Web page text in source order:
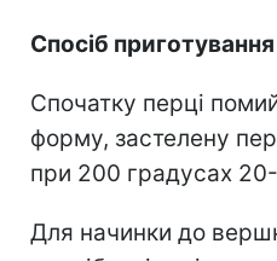
Спосіб приготування
Спочатку перці
форму, застелену
при 200 градусах
Для начинки до